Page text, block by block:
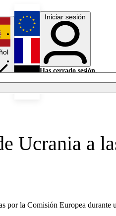
English
Français
Iniciar sesión
Has cerrado sesión.
Ucrania a
por la Comisión Europea durante